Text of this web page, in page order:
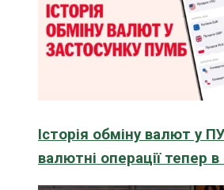
Історія обміну валют у
валютні операції тепер